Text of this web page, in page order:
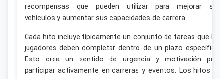
recompensas que pueden utilizar para mejorar
vehículos y aumentar sus capacidades de carrera.
Cada hito incluye típicamente un conjunto de tareas que
jugadores deben completar dentro de un plazo
Esto crea un sentido de urgencia y motivación
participar activamente en carreras y eventos. Los hitos